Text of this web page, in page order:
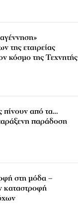
της εταιρείας
κόσμο της Τεχνητής
πίνουν από τα…
παράδοση
στη μόδα –
καταστροφή